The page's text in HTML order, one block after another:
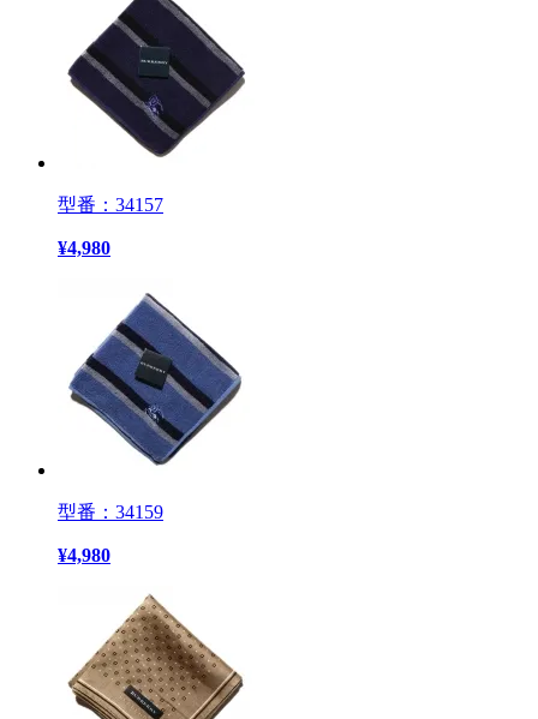
型番：34157
¥4,980
型番：34159
¥4,980